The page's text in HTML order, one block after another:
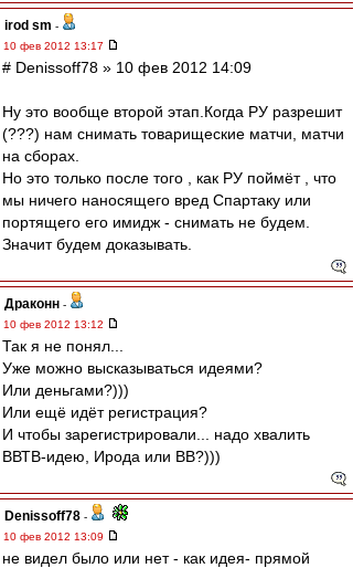
irod sm -
10 фев 2012 13:17
# Denissoff78 » 10 фев 2012 14:09
Ну это вообще второй этап.Когда РУ разрешит
(???) нам снимать товарищеские матчи, матчи
на сборах.
Но это только после того , как РУ поймёт , что
мы ничего наносящего вред Спартаку или
портящего его имидж - снимать не будем.
Значит будем доказывать.
Драконн -
10 фев 2012 13:12
Так я не понял...
Уже можно высказываться идеями?
Или деньгами?)))
Или ещё идёт регистрация?
И чтобы зарегистрировали... надо хвалить
ВВТВ-идею, Ирода или ВВ?)))
Denissoff78 -
10 фев 2012 13:09
не видел было или нет - как идея- прямой